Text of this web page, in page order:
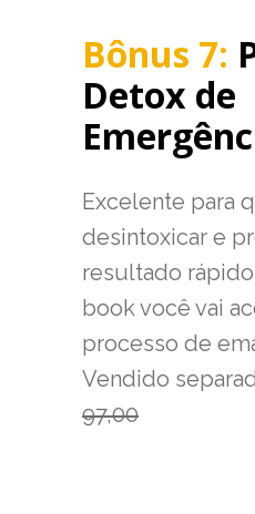
Bônus 7:
Detox de
Excelente para
desintoxicar e
resultado
book você vai
processo de
Vendido
97,00